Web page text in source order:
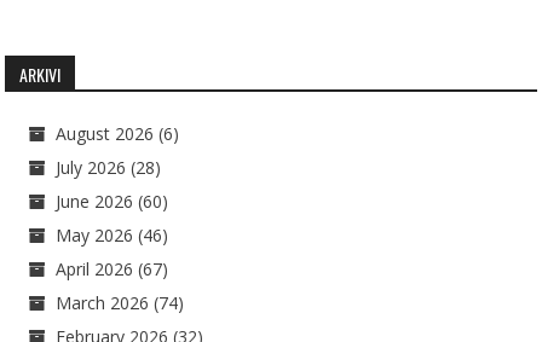
ARKIVI
August 2026 (6)
July 2026 (28)
June 2026 (60)
May 2026 (46)
April 2026 (67)
March 2026 (74)
February 2026 (32)